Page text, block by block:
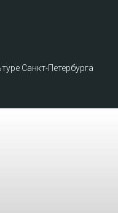
Санкт-Петербурга